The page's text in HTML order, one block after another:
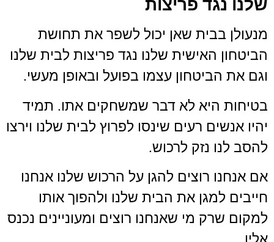
שלנו נגד פריצות
מנעולן בבית שאן יכול לשפר את תחושת
הביטחון האישית שלנו נגד פריצות לבית שלנו
וגם את הביטחון עצמו בפועל ובאופן מעשי.
בטיחות היא לא דבר שמשחקים אתו. תמיד
יהיו אנשים רעים שינסו לפרוץ לבית שלנו וירצו
להסב לנו נזק לרכוש.
אם אנחנו רוצים להגן על הרכוש שלנו אנחנו
חייבים למגן את הבית שלנו ולהפוך אותו
למקום שרק מי שאנחנו רוצים ומעוניינים נכנס